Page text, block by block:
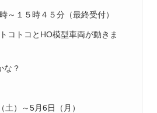
時４５分（最終受付）
コトコとHO模型車両が動きま
な？
土）～5月6日（月）